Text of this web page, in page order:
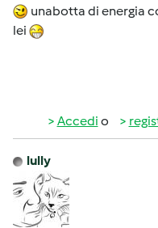
unabotta di energia
lei
Accedi o
lully